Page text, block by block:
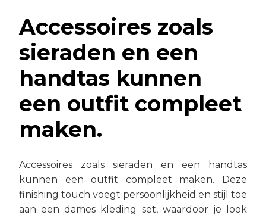
Accessoires zoals
sieraden en een
handtas kunnen
een outfit compleet
maken.
Accessoires zoals sieraden en een handtas
kunnen een outfit compleet maken. Deze
finishing touch voegt persoonlijkheid en stijl toe
aan een dames kleding set, waardoor je look